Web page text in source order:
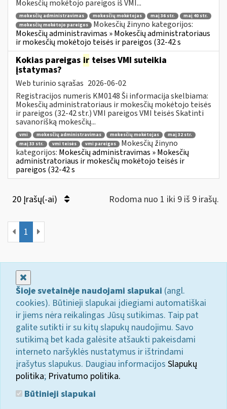
Mokesčių mokėtojo pareigos iš VMI...
mokesčių administravimas mokesčių mokėtojas maį 36 str.
maį 40 str.
mokesčių mokėtojo pareigos
Mokesčių žinyno kategorijos:
Mokesčių administravimas » Mokesčių administratoriaus
ir mokesčių mokėtojo teisės ir pareigos (32-42 s
Kokias pareigas ir teises VMI suteikia
įstatymas?
Web turinio sąrašas 2026-06-02
Registracijos numeris KM0148 Ši informacija skelbiama:
Mokesčių administratoriaus ir mokesčių mokėtojo teisės
ir pareigos (32-42 str.) VMI pareigos VMI teisės Skatinti
savanorišką mokesčių...
vmi mokesčių administravimas mokesčių mokėtojas
maį 32 str.
maį 33 str.
vmi teisės vmi pareigos
Mokesčių žinyno
kategorijos: Mokesčių administravimas » Mokesčių
administratoriaus ir mokesčių mokėtojo teisės ir
pareigos (32-42 s
20 Įrašų(-ai) Rodoma nuo 1 iki 9 iš 9 irašų.
1
Šioje svetainėje naudojami slapukai (angl.
cookies). Būtinieji slapukai įdiegiami automatiškai
ir jiems nėra reikalingas Jūsų sutikimas. Taip pat
galite sutikti ir su kitų slapukų naudojimu. Savo
sutikimą bet kada galėsite atšaukti pakeisdami
interneto naršyklės nustatymus ir ištrindami
įrašytus slapukus. Daugiau informacijos Slapukų
politika; Privatumo politika.
Būtinieji slapukai